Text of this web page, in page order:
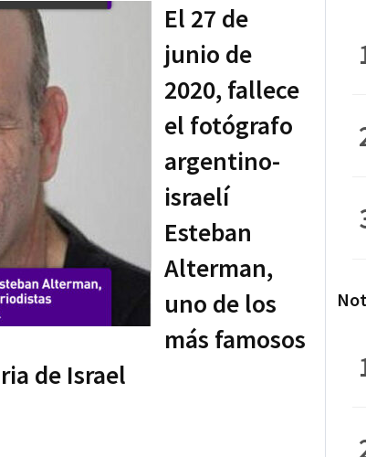
El 27 de
junio de
2020, fallece
el fotógrafo
argentino-
israelí
Esteban
Alterman,
uno de los
más famosos
de Israel